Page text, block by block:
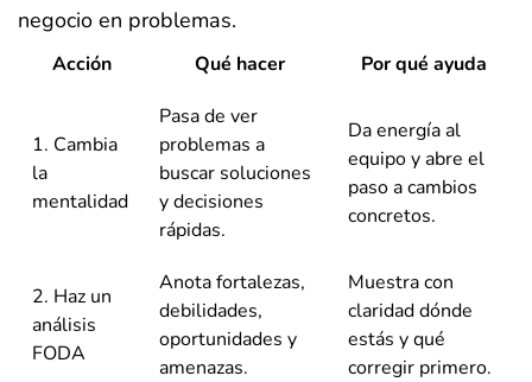
negocio en problemas.
Acción Qué hacer Por qué ayuda
1. Cambia
la
mentalidad
Pasa de ver
problemas a
buscar soluciones
y decisiones
rápidas.
Da energía al
equipo y abre el
paso a cambios
concretos.
2. Haz un
análisis
FODA
Anota fortalezas,
debilidades,
oportunidades y
amenazas.
Muestra con
claridad dónde
estás y qué
corregir primero.